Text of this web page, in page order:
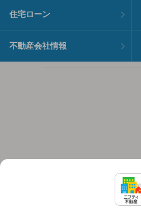
住宅ローン
不動産会社情報